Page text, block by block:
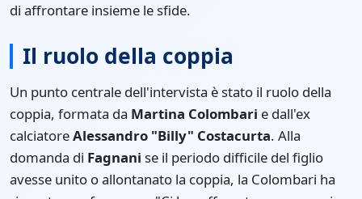
di affrontare insieme le sfide.
Il ruolo della coppia
Un punto centrale dell'intervista è stato il ruolo della
coppia, formata da Martina Colombari e dall'ex
calciatoreAlessandro "Billy" Costacurta. Alla
domanda di Fagnani se il periodo difficile del figlio
avesse unito o allontanato la coppia, la Colombari ha